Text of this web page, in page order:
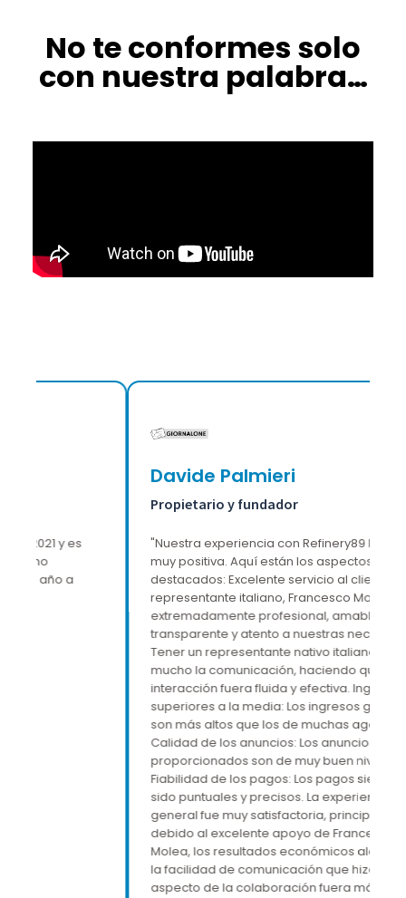
No te conformes solo
con nuestra palabra…
Davide Palmieri
Propietario y fundador
"Nuestra experiencia con Refinery89 ha sido
muy positiva. Aquí están los aspectos más
destacados: Excelente servicio al cliente: El
representante italiano, Francesco Molea, fue
extremadamente profesional, amable,
transparente y atento a nuestras necesidades.
Tener un representante nativo italiano facilitó
mucho la comunicación, haciendo que cada
interacción fuera fluida y efectiva. Ingresos
superiores a la media: Los ingresos generados
son más altos que los de muchas agencias.
Calidad de los anuncios: Los anuncios
proporcionados son de muy buen nivel.
Fiabilidad de los pagos: Los pagos siempre han
sido puntuales y precisos. La experiencia
general fue muy satisfactoria, principalmente
debido al excelente apoyo de Francesco
Molea, los resultados económicos alcanzados y
la facilidad de comunicación que hizo que cada
aspecto de la colaboración fuera más simple y